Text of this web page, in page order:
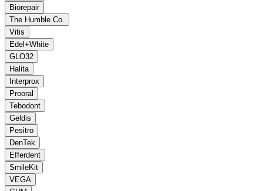
Biorepair
The Humble Co.
Vitis
Edel+White
GLO32
Halita
Interprox
Prooral
Tebodont
Geldis
Pesitro
DenTek
Efferdent
SmileKit
VEGA